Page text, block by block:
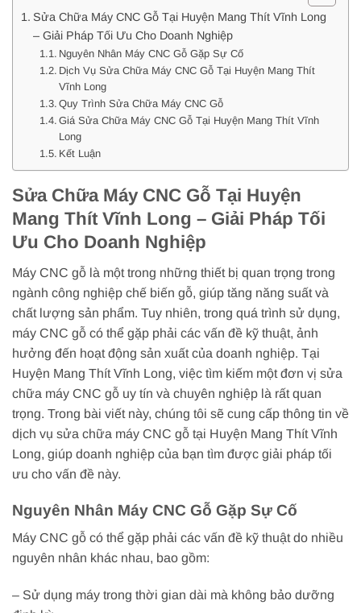
Sửa Chữa Máy CNC Gỗ Tại Huyện Mang Thít Vĩnh Long
– Giải Pháp Tối Ưu Cho Doanh Nghiệp
Nguyên Nhân Máy CNC Gỗ Gặp Sự Cố
Dịch Vụ Sửa Chữa Máy CNC Gỗ Tại Huyện Mang Thít
Vĩnh Long
Quy Trình Sửa Chữa Máy CNC Gỗ
Giá Sửa Chữa Máy CNC Gỗ Tại Huyện Mang Thít Vĩnh
Long
Kết Luận
Sửa Chữa Máy CNC Gỗ Tại Huyện
Mang Thít Vĩnh Long – Giải Pháp Tối
Ưu Cho Doanh Nghiệp
Máy CNC gỗ là một trong những thiết bị quan trọng trong
ngành công nghiệp chế biến gỗ, giúp tăng năng suất và
chất lượng sản phẩm. Tuy nhiên, trong quá trình sử dụng,
máy CNC gỗ có thể gặp phải các vấn đề kỹ thuật, ảnh
hưởng đến hoạt động sản xuất của doanh nghiệp. Tại
Huyện Mang Thít Vĩnh Long, việc tìm kiếm một đơn vị sửa
chữa máy CNC gỗ uy tín và chuyên nghiệp là rất quan
trọng. Trong bài viết này, chúng tôi sẽ cung cấp thông tin về
dịch vụ sửa chữa máy CNC gỗ tại Huyện Mang Thít Vĩnh
Long, giúp doanh nghiệp của bạn tìm được giải pháp tối
ưu cho vấn đề này.
Nguyên Nhân Máy CNC Gỗ Gặp Sự Cố
Máy CNC gỗ có thể gặp phải các vấn đề kỹ thuật do nhiều
nguyên nhân khác nhau, bao gồm:
– Sử dụng máy trong thời gian dài mà không bảo dưỡng